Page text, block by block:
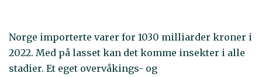
Norge importerte varer for 1030 milliarder kroner i
2022. Med på lasset kan det komme insekter i alle
stadier. Et eget overvåkings- og